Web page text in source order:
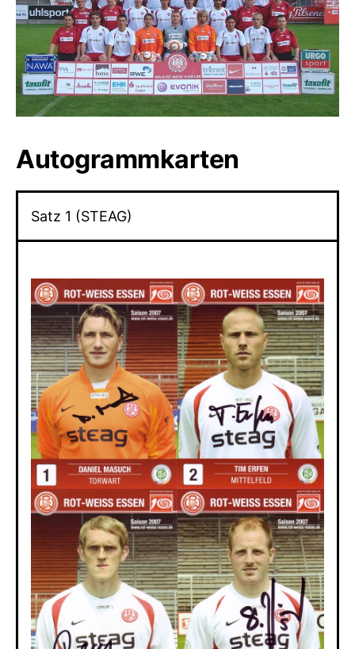
Autogrammkarten
Satz 1 (STEAG)